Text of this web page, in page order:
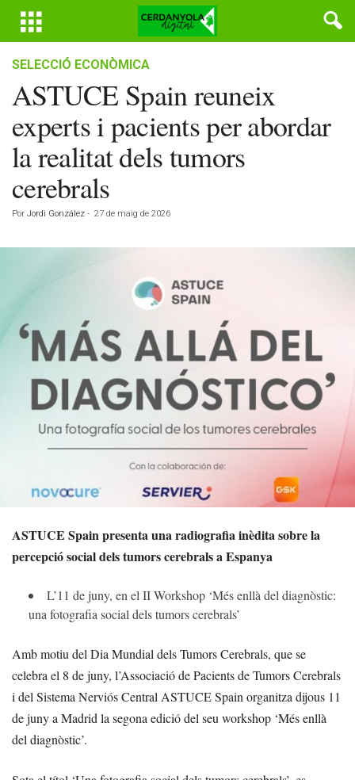
SELECCIÓ ECONÒMICA
ASTUCE Spain reuneix
experts i pacients per abordar
la realitat dels tumors
cerebrals
Por Jordi González - 27 de maig de 2026
ASTUCE Spain presenta una radiografia inèdita sobre la
percepció social dels tumors cerebrals a Espanya
L’11 de juny, en el II Workshop ‘Més enllà del diagnòstic:
una fotografia social dels tumors cerebrals’
Amb motiu del Dia Mundial dels Tumors Cerebrals, que se
celebra el 8 de juny, l’Associació de Pacients de Tumors Cerebrals
i del Sistema Nerviós Central ASTUCE Spain organitza dijous 11
de juny a Madrid la segona edició del seu workshop ‘Més enllà
del diagnòstic’.